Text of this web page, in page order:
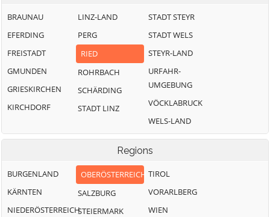
Lambrechten
Peterskirchen
Pramet
Reichersberg
Utzenaich
Waldzell
Wippenham
BRAUNAU
EFERDING
FREISTADT
GMUNDEN
GRIESKIRCHEN
KIRCHDORF
LINZ-LAND
PERG
RIED
ROHRBACH
SCHÄRDING
STADT LINZ
STADT STEYR
STADT WELS
STEYR-LAND
URFAHR-
UMGEBUNG
VÖCKLABRUCK
WELS-LAND
Regions
BURGENLAND
KÄRNTEN
NIEDERÖSTERREICH
OBERÖSTERREICH
SALZBURG
STEIERMARK
TIROL
VORARLBERG
WIEN